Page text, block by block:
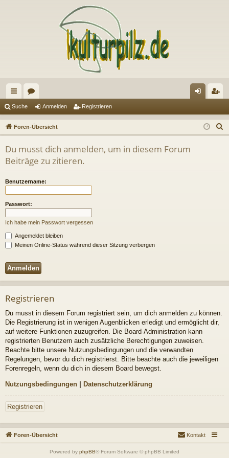
ch
ne
llz
ug
en m
el
ist
rie
Suche Anmelden Registrieren
Foren-Übersicht
u
Du musst dich anmelden, um in diesem Forum
Beiträge zu zitieren.
Benutzername:
Passwort:
Ich habe mein Passwort vergessen
Angemeldet bleiben
Meinen Online-Status während dieser Sitzung verbergen
Registrieren
Du musst in diesem Forum registriert sein, um dich anmelden zu können.
Die Registrierung ist in wenigen Augenblicken erledigt und ermöglicht dir,
auf weitere Funktionen zuzugreifen. Die Board-Administration kann
registrierten Benutzern auch zusätzliche Berechtigungen zuweisen.
Beachte bitte unsere Nutzungsbedingungen und die verwandten
Regelungen, bevor du dich registrierst. Bitte beachte auch die jeweiligen
Forenregeln, wenn du dich in diesem Board bewegst.
Nutzungsbedingungen | Datenschutzerklärung
Registrieren
Foren-Übersicht Kontakt
Powered by phpBB® Forum Software © phpBB Limited